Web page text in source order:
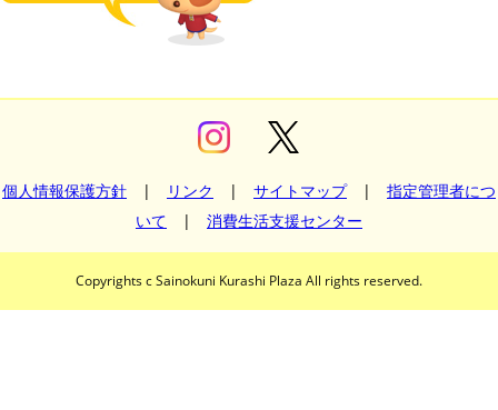
個人情報保護方針 | リンク | サイトマップ| 指定管理者につ
いて | 消費生活支援センター
Copyrights c Sainokuni Kurashi Plaza All rights reserved.